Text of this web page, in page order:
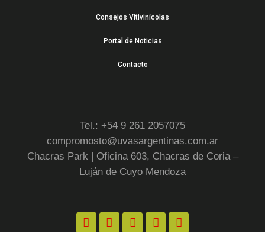
Consejos Vitivinícolas
Portal de Noticias
Contacto
Tel.: +54 9 261 2057075
compromosto@uvasargentinas.com.ar
Chacras Park | Oficina 603, Chacras de Coria –
Luján de Cuyo Mendoza